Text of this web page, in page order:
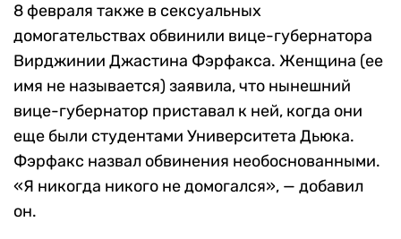
8 февраля также в сексуальных
домогательствах обвинили вице-губернатора
Вирджинии Джастина Фэрфакса. Женщина (ее
имя не называется) заявила, что нынешний
вице-губернатор приставал к ней, когда они
еще были студентами Университета Дьюка.
Фэрфакс назвал обвинения необоснованными.
«Я никогда никого не домогался», — добавил
он.